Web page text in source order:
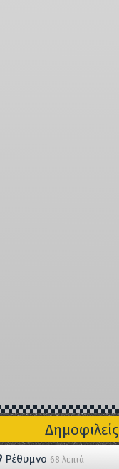
Ρέθυμνο 68 λεπτά